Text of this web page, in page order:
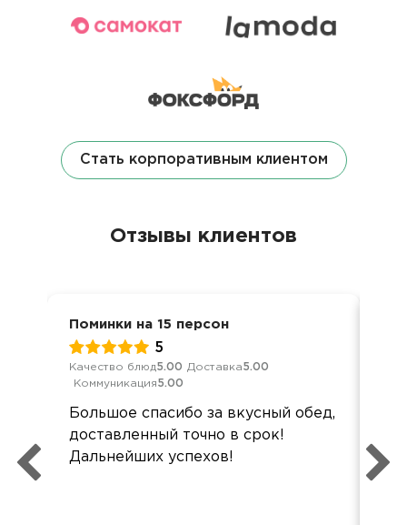
Стать корпоративным клиентом
Отзывы клиентов
Поминки на 15 персон
5
Качество блюд5.00 Доставка5.00
Коммуникация5.00
Большое спасибо за вкусный обед,
доставленный точно в срок!
Дальнейших успехов!